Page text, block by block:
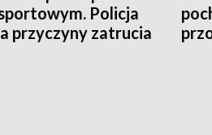
Policja
przyczyny zatrucia